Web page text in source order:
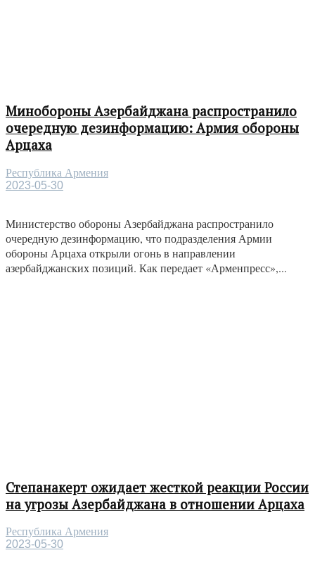
Минобороны Азербайджана распространило
очередную дезинформацию: Армия обороны
Арцаха
Республика Армения
2023-05-30
Министерство обороны Азербайджана распространило
очередную дезинформацию, что подразделения Армии
обороны Арцаха открыли огонь в направлении
азербайджанских позиций. Как передает «Арменпресс»,...
Степанакерт ожидает жесткой реакции России
на угрозы Азербайджана в отношении Арцаха
Республика Армения
2023-05-30